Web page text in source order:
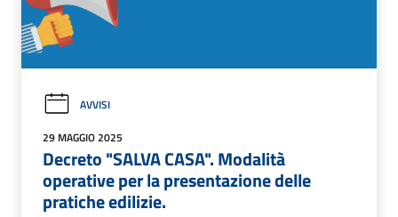
AVVISI
29 MAGGIO 2025
Decreto "SALVA CASA". Modalità
operative per la presentazione delle
pratiche edilizie.